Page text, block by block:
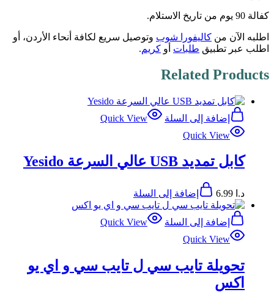
كفالة 90 يوم من تاريخ الاستلام.
اطلبه الآن من كاليفورا شوب وتوصيل سريع لكافة أنحاء الأردن، أو
اطلب عبر تطبيق طلبات أو كريم.
Related Products
إضافة إلى السلة
Quick View
Quick View
كابل تمديد USB عالي السرعة Yesido
د.ا إضافة إلى السلة
إضافة إلى السلة
Quick View
Quick View
تحويلة تايب سي ل تايب سي و اي يو
اكس